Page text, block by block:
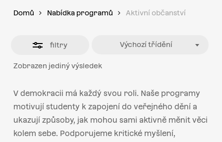
Domů Nabídka programů Aktivní občanství
filtry
Zobrazen jediný výsledek
Výchozí třídění
V demokracii má každý svou roli. Naše programy
motivují studenty k zapojení do veřejného dění a
ukazují způsoby, jak mohou sami aktivně měnit věci
kolem sebe. Podporujeme kritické myšlení,